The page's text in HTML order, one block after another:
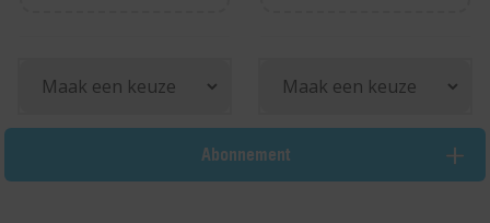
Abonnement